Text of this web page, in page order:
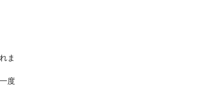
ま
度